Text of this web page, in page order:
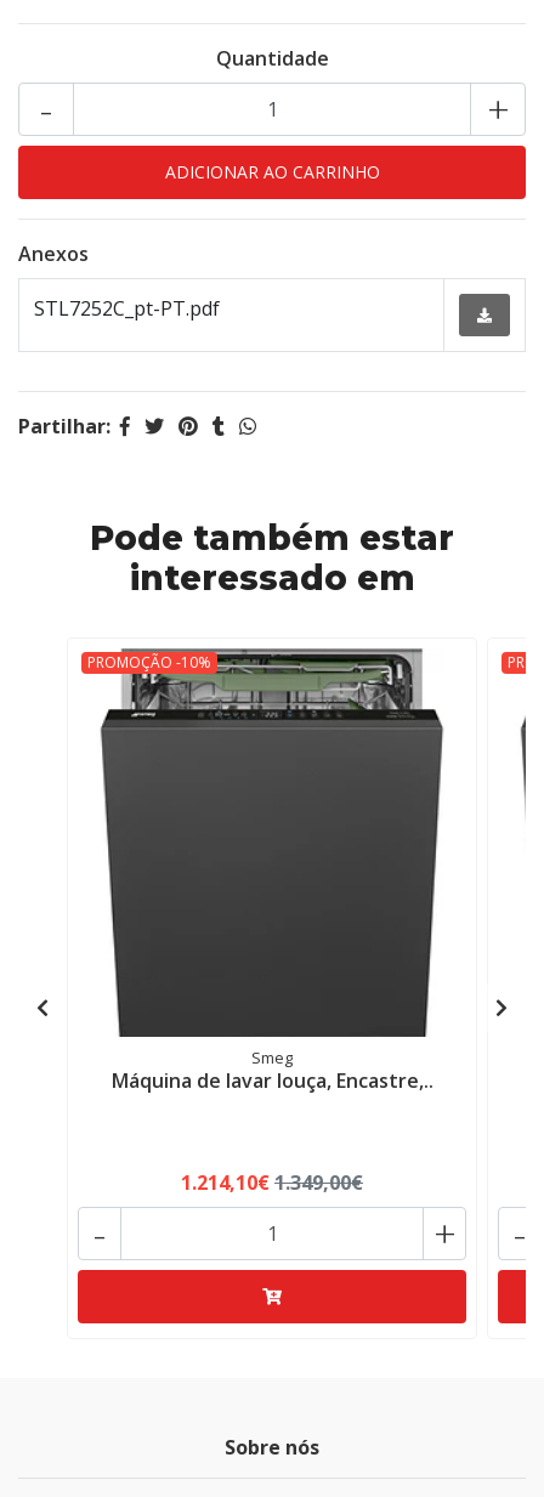
Quantidade
+
-
Anexos
STL7252C_pt-PT.pdf
Partilhar:
Pode também estar
interessado em
PROMOÇÃO -10%
Smeg
Máquina de lavar louça, Encastre,..
1.214,10€1.349,00€
+
- -
Sobre nós